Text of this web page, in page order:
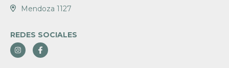
Mendoza 1127
REDES SOCIALES